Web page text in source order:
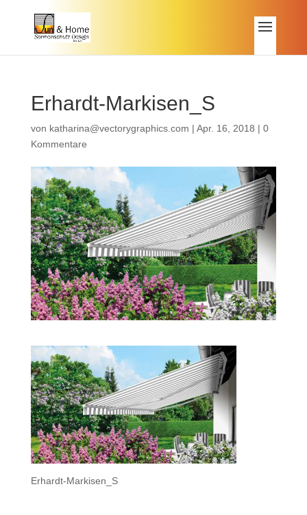
Erhardt-Markisen_S
von katharina@vectorygraphics.com | Apr. 16, 2018 | 0
Kommentare
Erhardt-Markisen_S